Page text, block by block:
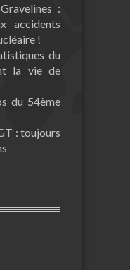
:
accidents
!
du
la vie de
du 54ème
: toujours